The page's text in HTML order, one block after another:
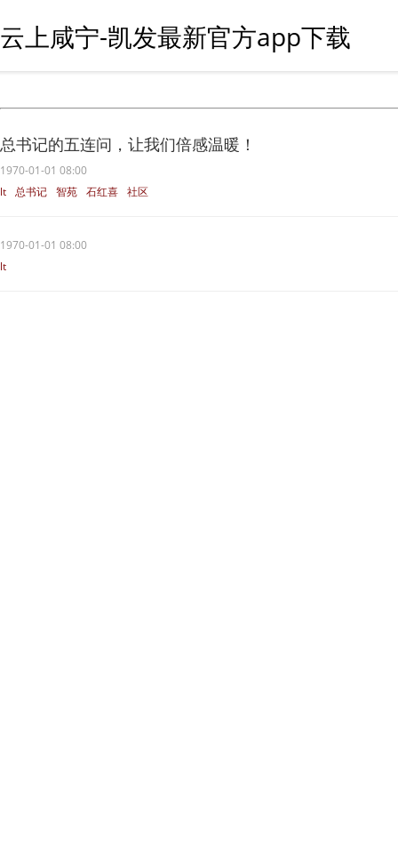
云上咸宁-凯发最新官方app下载
​总书记的五连问，让我们倍感温暖！
1970-01-01 08:00
lt 总书记 智苑 石红喜 社区
1970-01-01 08:00
lt